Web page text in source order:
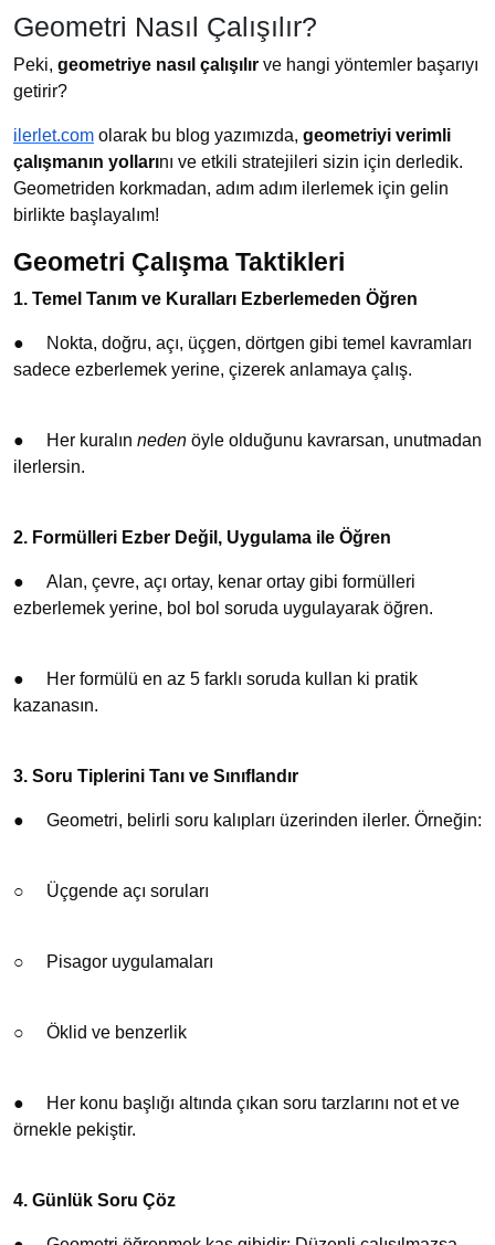
Geometri Nasıl Çalışılır?
Peki, geometriye nasıl çalışılır ve hangi yöntemler başarıyı
getirir?
ilerlet.com olarak bu blog yazımızda, geometriyi verimli
çalışmanın yollarını ve etkili stratejileri sizin için derledik.
Geometriden korkmadan, adım adım ilerlemek için gelin
birlikte başlayalım!
Geometri Çalışma Taktikleri
1. Temel Tanım ve Kuralları Ezberlemeden Öğren
●
Nokta, doğru, açı, üçgen, dörtgen gibi temel kavramları
sadece ezberlemek yerine, çizerek anlamaya çalış.
● Her kuralın neden öyle olduğunu kavrarsan, unutmadan
ilerlersin.
2. Formülleri Ezber Değil, Uygulama ile Öğren
● Alan, çevre, açı ortay, kenar ortay gibi formülleri
ezberlemek yerine, bol bol soruda uygulayarak öğren.
●
Her formülü en az 5 farklı soruda kullan ki pratik
kazanasın.
3. Soru Tiplerini Tanı ve Sınıflandır
● Geometri, belirli soru kalıpları üzerinden ilerler. Örneğin:
○ Üçgende açı soruları
○ Pisagor uygulamaları
○ Öklid ve benzerlik
●
Her konu başlığı altında çıkan soru tarzlarını not et ve
örnekle pekiştir.
4. Günlük Soru Çöz